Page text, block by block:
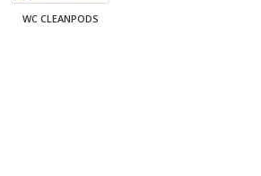
WC CLEANPODS